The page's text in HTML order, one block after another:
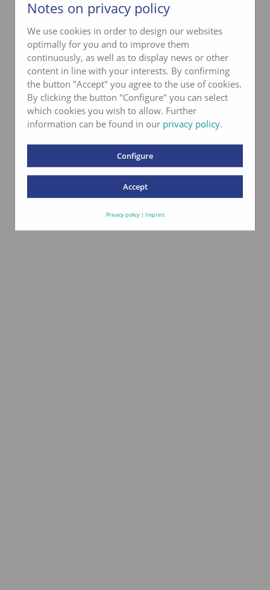
Notes on privacy policy
We use cookies in order to design our websites
optimally for you and to improve them
continuously, as well as to display news or other
content in line with your interests. By confirming
the button "Accept" you agree to the use of cookies.
By clicking the button "Configure" you can select
which cookies you wish to allow. Further
information can be found in our privacy policy.
Configure
Accept
Privacy policy| Imprint